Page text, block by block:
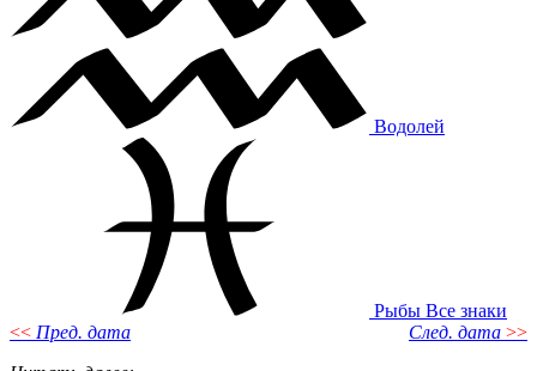
Водолей
Рыбы Все знаки
<< Пред. дата След. дата >>